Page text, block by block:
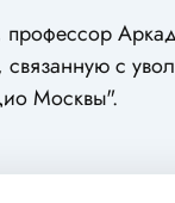
профессор
с
Москвы".